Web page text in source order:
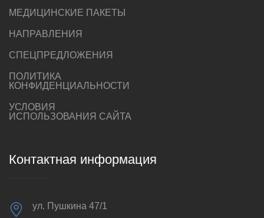
МЕДИЦИНСКИЕ ПАКЕТЫ
НАПРАВЛЕНИЯ
СПЕЦПРЕДЛОЖЕНИЯ
ПОЛИТИКА
КОНФИДЕНЦИАЛЬНОСТИ
УСЛОВИЯ
ИСПОЛЬЗОВАНИЯ САЙТА
Контактная информация
ул. Пушкина 47/1